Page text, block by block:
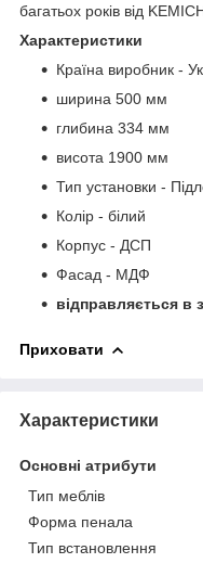
багатьох років від
Характеристики
Країна виробник -
ширина 500 мм
глибина 334 мм
висота 1900 мм
Тип установки -
Колір - білий
Корпус - ДСП
Фасад - МДФ
відправляється в
Приховати
Характеристики
Основні атрибути
Тип меблів
Форма пенала
Тип встановлення